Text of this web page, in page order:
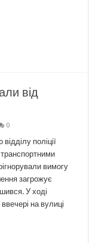
від
0
поліції
транспортними
вимогу
загрожує
У ході
на вулиці